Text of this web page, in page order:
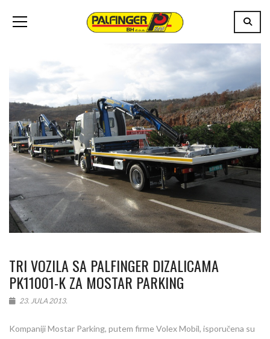
TRI VOZILA SA PALFINGER DIZALICAMA
PK11001-K ZA MOSTAR PARKING
23. JULA 2013.
Kompaniji Mostar Parking, putem firme Volex Mobil, isporučena su